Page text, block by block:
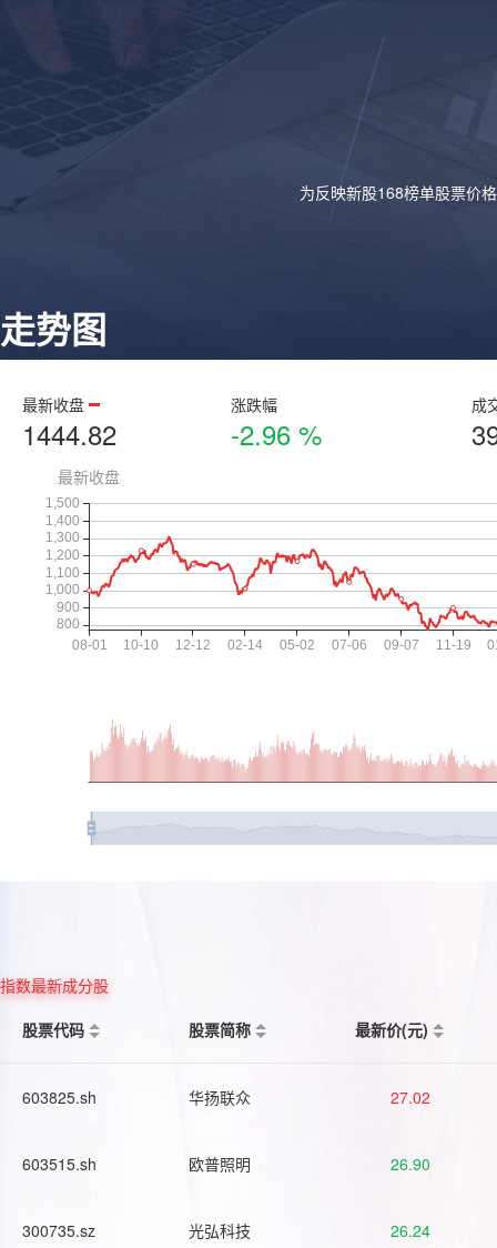
为反映新股168榜单股票价
走势图
最新收盘
1444.82
涨跌幅
-2.96 %
成
指数最新成分股
股票代码
股票简称 最新价(元)
603825.sh 华扬联众 27.02
603515.sh 欧普照明 26.90
300735.sz 光弘科技 26.24